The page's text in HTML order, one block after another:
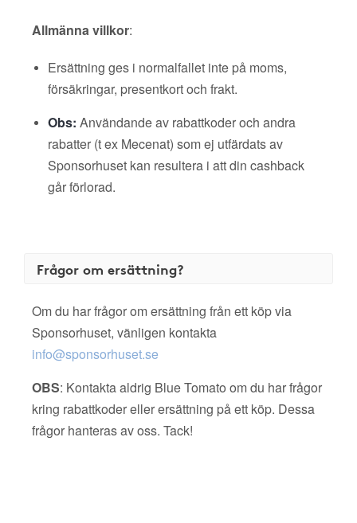
Allmänna villkor:
Ersättning ges i normalfallet inte på moms,
försäkringar, presentkort och frakt.
Obs: Användande av rabattkoder och andra
rabatter (t ex Mecenat) som ej utfärdats av
Sponsorhuset kan resultera i att din cashback
går förlorad.
Frågor om ersättning?
Om du har frågor om ersättning från ett köp via
Sponsorhuset, vänligen kontakta
info@sponsorhuset.se
OBS: Kontakta aldrig Blue Tomato om du har frågor
kring rabattkoder eller ersättning på ett köp. Dessa
frågor hanteras av oss. Tack!